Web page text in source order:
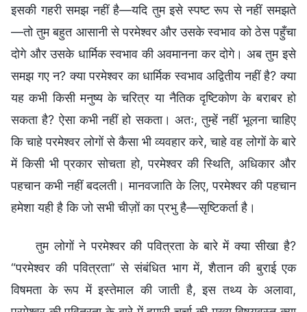
इसकी गहरी समझ नहीं है—यदि तुम इसे स्पष्ट रूप से नहीं समझते
—तो तुम बहुत आसानी से परमेश्वर और उसके स्वभाव को ठेस पहुँचा
दोगे और उसके धार्मिक स्वभाव की अवमानना कर दोगे। अब तुम इसे
समझ गए न? क्या परमेश्वर का धार्मिक स्वभाव अद्वितीय नहीं है? क्या
यह कभी किसी मनुष्य के चरित्र या नैतिक दृष्टिकोण के बराबर हो
सकता है? ऐसा कभी नहीं हो सकता। अतः, तुम्हें नहीं भूलना चाहिए
कि चाहे परमेश्वर लोगों से कैसा भी व्यवहार करे, चाहे वह लोगों के बारे
में किसी भी प्रकार सोचता हो, परमेश्वर की स्थिति, अधिकार और
पहचान कभी नहीं बदलती। मानवजाति के लिए, परमेश्‍वर की पहचान
हमेशा यही है कि जो सभी चीज़ों का प्रभु है—सृष्टिकर्ता है।
तुम लोगों ने परमेश्वर की पवित्रता के बारे में क्या सीखा है?
“परमेश्वर की पवित्रता” से संबंधित भाग में, शैतान की बुराई एक
विषमता के रूप में इस्तेमाल की जाती है, इस तथ्य के अलावा,